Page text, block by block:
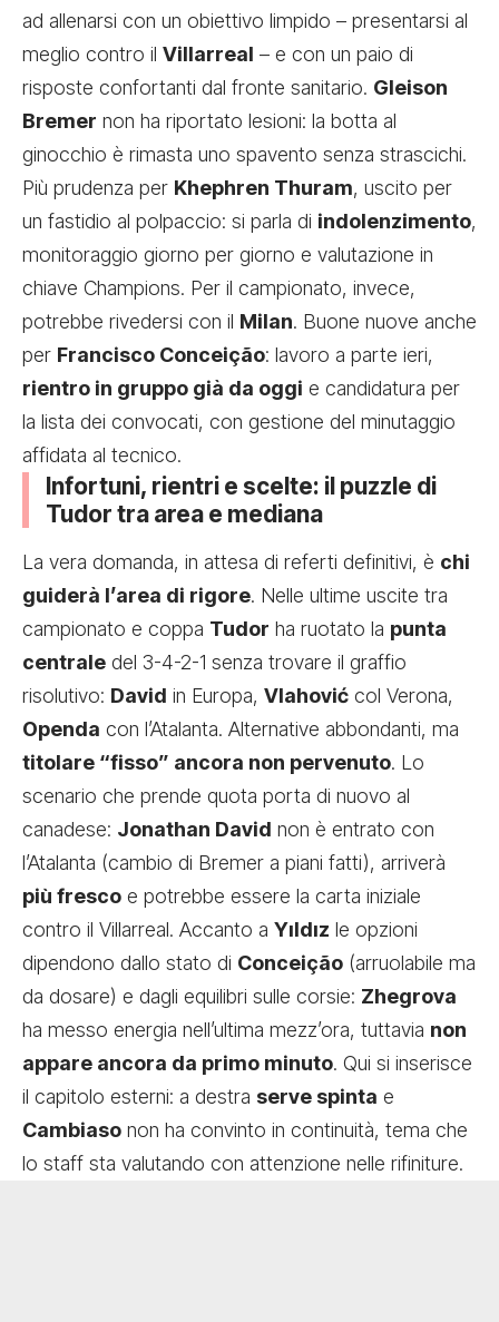
ad allenarsi con un obiettivo limpido – presentarsi al
meglio contro il Villarreal – e con un paio di
risposte confortanti dal fronte sanitario. Gleison
Bremer non ha riportato lesioni: la botta al
ginocchio è rimasta uno spavento senza strascichi.
Più prudenza per Khephren Thuram, uscito per
un fastidio al polpaccio: si parla di indolenzimento,
monitoraggio giorno per giorno e valutazione in
chiave Champions. Per il campionato, invece,
potrebbe rivedersi con il Milan. Buone nuove anche
per Francisco Conceição: lavoro a parte ieri,
rientro in gruppo già da oggi e candidatura per
la lista dei convocati, con gestione del minutaggio
affidata al tecnico.
Infortuni, rientri e scelte: il puzzle di
Tudor tra area e mediana
La vera domanda, in attesa di referti definitivi, è chi
guiderà l’area di rigore. Nelle ultime uscite tra
campionato e coppa Tudor ha ruotato la punta
centrale del 3-4-2-1 senza trovare il graffio
risolutivo: David in Europa, Vlahović col Verona,
Openda con l’Atalanta. Alternative abbondanti, ma
titolare “fisso” ancora non pervenuto. Lo
scenario che prende quota porta di nuovo al
canadese: Jonathan David non è entrato con
l’Atalanta (cambio di Bremer a piani fatti), arriverà
più fresco e potrebbe essere la carta iniziale
contro il Villarreal. Accanto a Yıldız le opzioni
dipendono dallo stato di Conceição (arruolabile ma
da dosare) e dagli equilibri sulle corsie: Zhegrova
ha messo energia nell’ultima mezz’ora, tuttavia non
appare ancora da primo minuto. Qui si inserisce
il capitolo esterni: a destra serve spinta e
Cambiaso non ha convinto in continuità, tema che
lo staff sta valutando con attenzione nelle rifiniture.